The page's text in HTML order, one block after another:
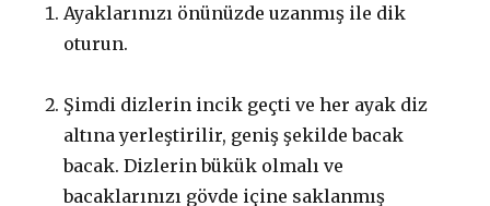
Ayaklarınızı önünüzde uzanmış ile dik
oturun.
Şimdi dizlerin incik geçti ve her ayak diz
altına yerleştirilir, geniş şekilde bacak
bacak. Dizlerin bükük olmalı ve
bacaklarınızı gövde içine saklanmış